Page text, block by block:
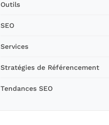
Outils
SEO
Services
Stratégies de Référencement
Tendances SEO